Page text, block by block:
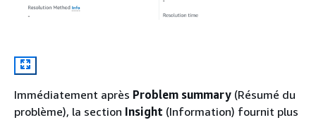
Immédiatement après Problem summary (Résumé du
problème), la section Insight (Information) fournit plus